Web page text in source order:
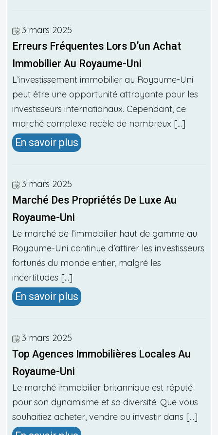
3 mars 2025
Erreurs Fréquentes Lors D’un Achat
Immobilier Au Royaume-Uni
L’investissement immobilier au Royaume-Uni
peut être une opportunité attrayante pour les
investisseurs internationaux. Cependant, ce
marché complexe recèle de nombreux [...]
En savoir plus
3 mars 2025
Marché Des Propriétés De Luxe Au
Royaume-Uni
Le marché de l’immobilier haut de gamme au
Royaume-Uni continue d’attirer les investisseurs
fortunés du monde entier, malgré les
incertitudes [...]
En savoir plus
3 mars 2025
Top Agences Immobilières Locales Au
Royaume-Uni
Le marché immobilier britannique est réputé
pour son dynamisme et sa diversité. Que vous
souhaitiez acheter, vendre ou investir dans [...]